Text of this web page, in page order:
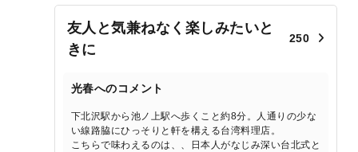
友人と気兼ねなく楽しみたいと
きに
250
光春へのコメント
下北沢駅から池ノ上駅へ歩くこと約8分。人通りの少な
い線路脇にひっそりと軒を構える台湾料理店。
こちらで味わえるのは、、日本人がなじみ深い台北式と